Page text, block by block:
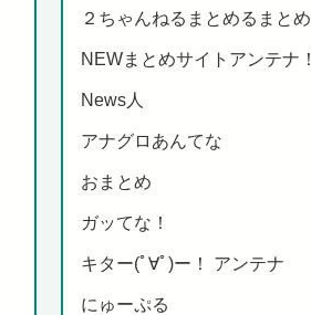
２ちゃんねるまとめるまとめ
NEWまとめサイトアンテナ！
News人
アナグロあんてな
おまとめ
ガッてな！
キター(ﾟ∀ﾟ)ー！ アンテナ
にゅーぷる